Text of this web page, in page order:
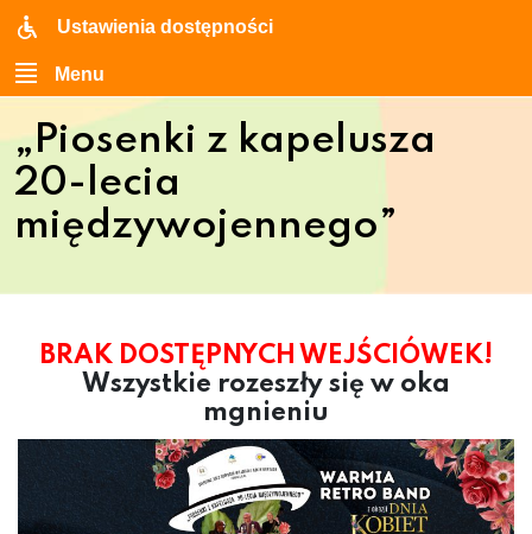
Ustawienia dostępności
Menu
„Piosenki z kapelusza
20-lecia
międzywojennego”
BRAK DOSTĘPNYCH WEJŚCIÓWEK!
Wszystkie rozeszły się w oka
mgnieniu